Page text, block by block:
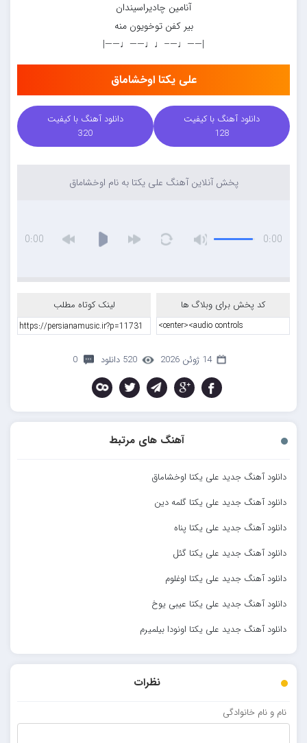
آنامین چادیراسیندان
بیر کفن توخویون منه
|——♩—–♩♩——♩——|
علی یکتا اوخشاماق
دانلود آهنگ با کیفیت
128
دانلود آهنگ با کیفیت
320
پخش آنلاین آهنگ علی یکتا به نام اوخشاماق
0:00
0:00
کد پخش برای وبلاگ ها لینک کوتاه مطلب
14 ژوئن 2026 520 دانلود 0
آهنگ های مرتبط
دانلود آهنگ جدید علی یکتا اوخشاماق
دانلود آهنگ جدید علی یکتا گلمه دین
دانلود آهنگ جدید علی یکتا پناه
دانلود آهنگ جدید علی یکتا گئل
دانلود آهنگ جدید علی یکتا اوغلوم
دانلود آهنگ جدید علی یکتا عیبی یوخ
دانلود آهنگ جدید علی یکتا اونودا بیلمیرم
نظرات
نام و نام خانوادگی